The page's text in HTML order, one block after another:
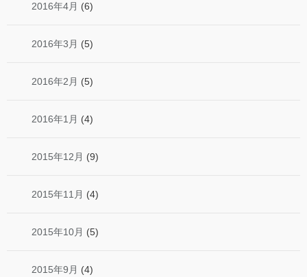
2016年4月 (6)
2016年3月 (5)
2016年2月 (5)
2016年1月 (4)
2015年12月 (9)
2015年11月 (4)
2015年10月 (5)
2015年9月 (4)